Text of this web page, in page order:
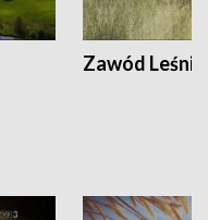
Zawód Leśnik